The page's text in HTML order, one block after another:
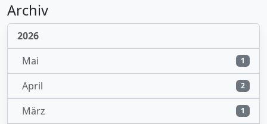
Archiv
2026
Mai
1
April 2
März 1